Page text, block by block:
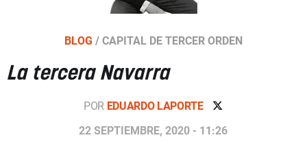
BLOG / CAPITAL DE TERCER ORDEN
La tercera Navarra
POR EDUARDO LAPORTE
22 SEPTIEMBRE, 2020 - 11:26